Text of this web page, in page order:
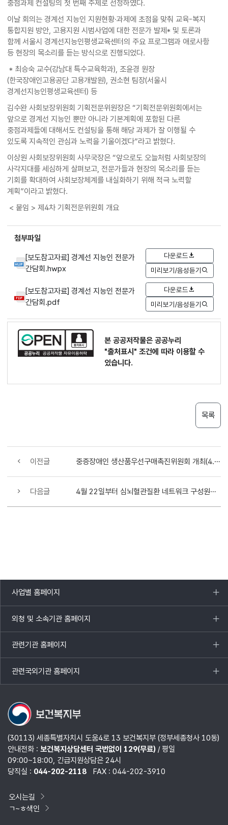
중점과제 컨설팅의 첫 번째 주제로 선정하였다.
이날 회의는 경계선 지능인 지원현황·과제에 초점을 맞춰 교육-복지
통합지원 방안, 고용지원 시범사업에 대한 전문가 발제* 및 토론과
함께 서울시 경계선지능인평생교육센터의 주요 프로그램과 애로사항
등 현장의 목소리를 듣는 방식으로 진행되었다.
* 최승숙 교수(강남대 특수교육학과), 조윤경 원장
(한국장애인고용공단 고용개발원), 권소현 팀장(서울시
경계선지능인평생교육센터) 등
김수완 사회보장위원회 기획전문위원장은 “기획전문위원회에서는
앞으로 경계선 지능인 뿐만 아니라 기본계획에 포함된 다른
중점과제들에 대해서도 컨설팅을 통해 해당 과제가 잘 이행될 수
있도록 지속적인 관심과 노력을 기울이겠다”라고 밝혔다.
이상원 사회보장위원회 사무국장은 “앞으로도 오늘처럼 사회보장의
사각지대를 세심하게 살펴보고, 전문가들과 현장의 목소리를 듣는
기회를 확대하여 사회보장체계를 내실화하기 위해 적극 노력할
계획”이라고 밝혔다.
< 붙임 > 제4차 기획전문위원회 개요
첨부파일
[보도참고자료] 경계선 지능인 전문가
간담회.hwpx
다운로드
미리보기/음성듣기
[보도참고자료] 경계선 지능인 전문가
간담회.pdf
다운로드
미리보기/음성듣기
본 공공저작물은 공공누리
"출처표시" 조건에 따라 이용할 수
있습니다.
목록
이전글 중증장애인 생산품우선구매촉진위원회 개최(4.22)
다음글 4월 22일부터 심뇌혈관질환 네트워크 구성원이 아닌 의료진도 ‘신속의사결정 플랫폼’에 환자 의뢰 가능
사업별 홈페이지
목록
열기
외청 및 소속기관 홈페이지
목록
열기
관련기관 홈페이지
목록
열기
관련국외기관 홈페이지
목록
열기
(30113) 세종특별자치시 도움4로 13 보건복지부 (정부세종청사 10동)
안내전화 : 보건복지상담센터 국번없이 129(무료)/ 평일
09:00~18:00, 긴급지원상담은 24시
당직실 : 044-202-2118 FAX : 044-202-3910
오시는길
ㄱ~ㅎ색인